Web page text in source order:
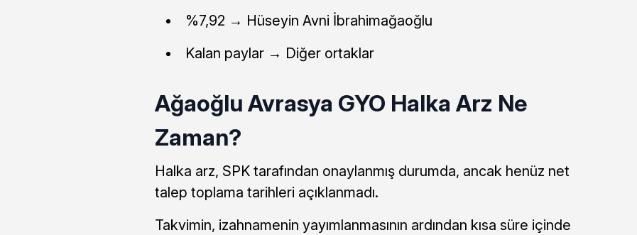
%7,92 → Hüseyin Avni İbrahimağaoğlu
Kalan paylar → Diğer ortaklar
Ağaoğlu Avrasya GYO Halka Arz Ne
Zaman?
Halka arz, SPK tarafından onaylanmış durumda, ancak henüz net
talep toplama tarihleri açıklanmadı.
Takvimin, izahnamenin yayımlanmasının ardından kısa süre içinde